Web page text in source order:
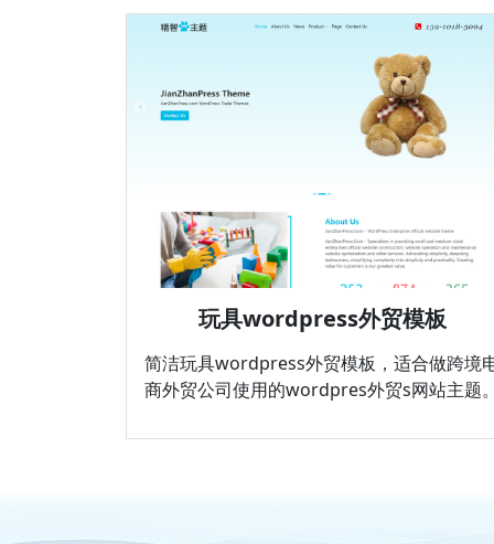
玩具wordpress外贸模板
简洁玩具wordpress外贸模板，适合做跨境
商外贸公司使用的wordpres外贸s网站主题